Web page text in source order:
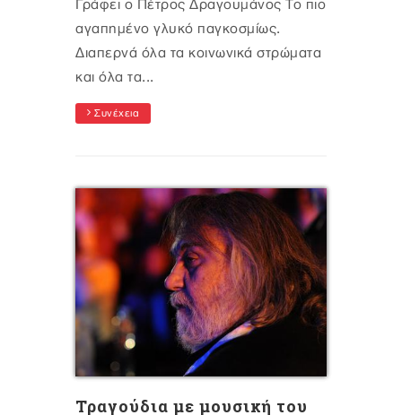
Γράφει ο Πέτρος Δραγουμάνος Το πιο
αγαπημένο γλυκό παγκοσμίως.
Διαπερνά όλα τα κοινωνικά στρώματα
και όλα τα...
Συνέχεια
Τραγούδια με μουσική του